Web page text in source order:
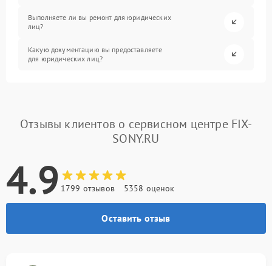
Выполняете ли вы ремонт для юридических
лиц?
Какую документацию вы предоставляете
для юридических лиц?
Отзывы клиентов о сервисном центре FIX-
SONY.RU
4.9 1799 отзывов 5358 оценок
Оставить отзыв